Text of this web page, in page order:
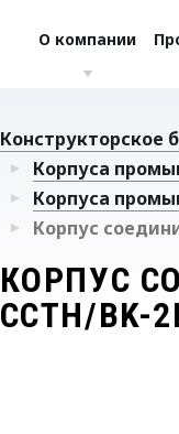
О компании
Конструкторское
Корпуса
Корпуса
Корпус
КОРПУС
CCTH/BK-